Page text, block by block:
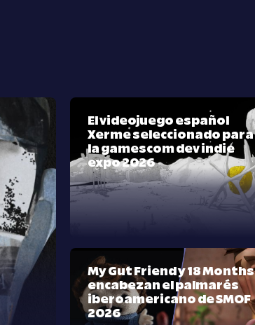
El videojuego español
Xerme seleccionado para
la gamescom dev indie
expo 2026
My Gut Friend y 18 Months
encabezan el palmarés
iberoamericano de SMOF
2026